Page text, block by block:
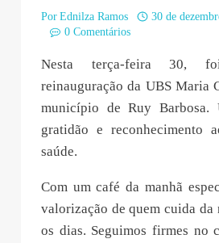
Por Ednilza Ramos
30 de
0 Comentários
Nesta terça-feira 30,
reinauguração da UBS Maria
município de Ruy Barbosa.
gratidão e reconhecimento
saúde.
Com um café da manhã
valorização de quem cuida da
os dias. Seguimos firmes no